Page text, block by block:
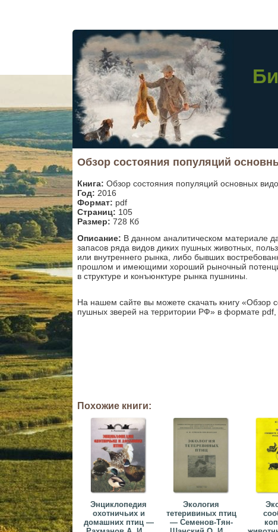
Обзор состояния популяций
Книга: Обзор состояния популяций основных
Год: 2016
Формат: pdf
Страниц: 105
Размер: 728 Кб
Описание: В данном аналитическом материале
запасов ряда видов диких пушных животных,
или внутреннего рынка, либо бывших
прошлом и имеющими хороший рыночный
в структуре и конъюнктуре рынка пушнины.
На нашем сайте вы можете скачать книгу «Обзор
пушных зверей на территории РФ» в формате pdf,
Похожие книги:
Энциклопедия
охотничьих и
домашних птиц —
Экология
тетеривиных птиц
— Семенов-Тян-